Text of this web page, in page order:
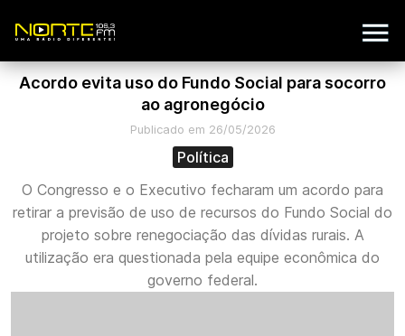
Acordo evita uso do Fundo Social para socorro
ao agronegócio
Publicado em 26/05/2026
Política
O Congresso e o Executivo fecharam um acordo para
retirar a previsão de uso de recursos do Fundo Social do
projeto sobre renegociação das dívidas rurais. A
utilização era questionada pela equipe econômica do
governo federal.